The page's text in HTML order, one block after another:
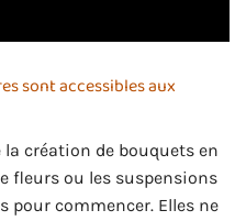
sont accessibles aux
création de bouquets en
fleurs ou les suspensions
pour commencer. Elles ne